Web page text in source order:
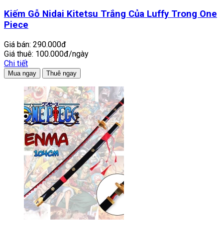
Kiếm Gỗ Nidai Kitetsu Trắng Của Luffy Trong One
Piece
Giá bán: 290.000đ
Giá thuê: 100.000đ/ngày
Chi tiết
Mua ngay Thuê ngay